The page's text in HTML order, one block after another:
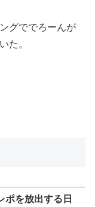
グででろーんが
た。
ポを放出する日